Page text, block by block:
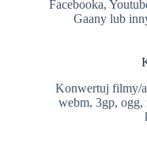
Facebooka,
Gaany lub
Konwertuj filmy/
webm, 3gp,